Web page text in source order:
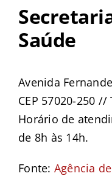
Saúde
Avenida
CEP 57020-250
Horário de
de 8h às 14h.
Fonte: Agência